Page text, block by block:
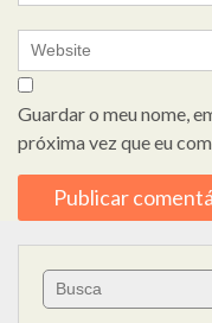
Guardar o meu nome,
próxima vez que eu
Search
for: